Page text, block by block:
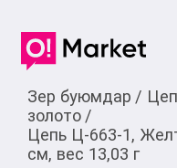
Зер буюмдар /
золото /
Цепь Ц-663-1,
см, вес 13,03 г